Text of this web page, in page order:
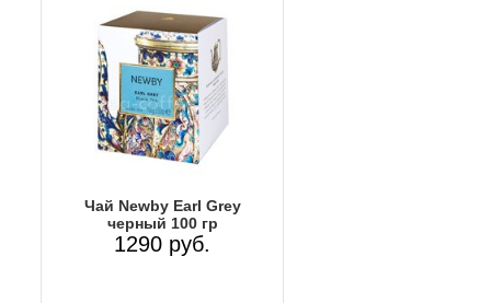
Чай Newby Earl Grey
черный 100 гр
1290 руб.